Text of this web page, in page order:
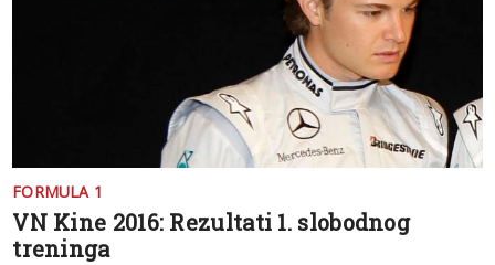
FORMULA 1
VN Kine 2016: Rezultati 1. slobodnog
treninga